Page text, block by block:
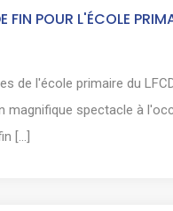
FIN POUR L'ÉCOLE
de l'école primaire du
magnifique spectacle à
[...]